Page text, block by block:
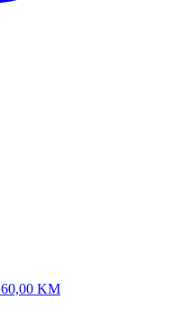
60,00 KM